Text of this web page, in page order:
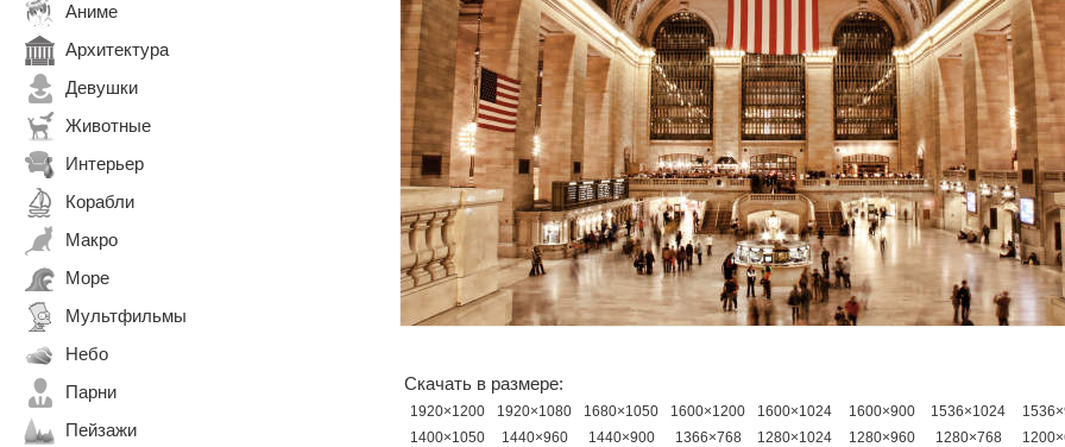
Аниме
Архитектура
Девушки
Животные
Интерьер
Корабли
Макро
Море
Мультфильмы
Небо
Парни
Пейзажи
Скачать в размере:
1920×1200 1920×1080 1680×1050 1600×1200 1600×1024 1600×900 1536×1024
1400×1050
1440×960 1440×900 1366×768 1280×1024 1280×960 1280×768